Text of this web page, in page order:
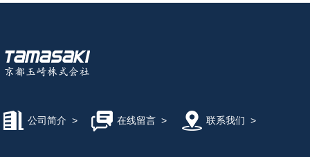
公司简介 > 在线留言> 联系我们 >